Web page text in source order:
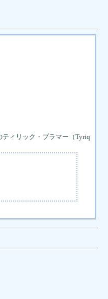
ティリック・プラマー（Tyriq